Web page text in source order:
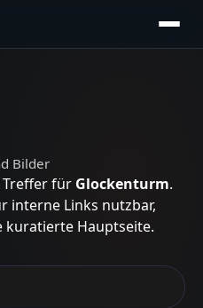
Bilder
Treffer für Glockenturm.
interne Links nutzbar,
Hauptseite.